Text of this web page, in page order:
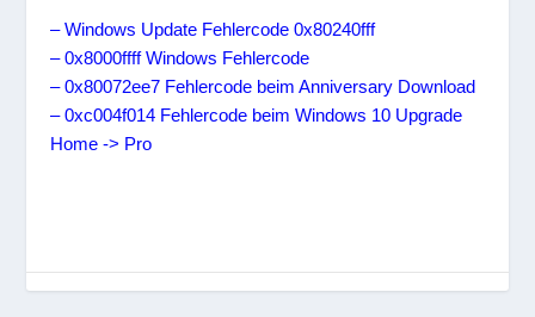
– Windows Update Fehlercode 0x80240fff
– 0x8000ffff Windows Fehlercode
– 0x80072ee7 Fehlercode beim Anniversary Download
– 0xc004f014 Fehlercode beim Windows 10 Upgrade
Home -> Pro